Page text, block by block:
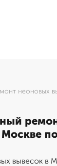
неоновых
Москве
вывесок в